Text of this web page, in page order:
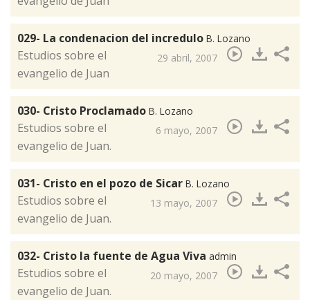
029- La condenacion del incredulo B. Lozano
29 abril, 2007
Estudios sobre el
evangelio de Juan
030- Cristo Proclamado B. Lozano
6 mayo, 2007
​Estudios sobre el
evangelio de Juan.
031- Cristo en el pozo de Sicar B. Lozano
13 mayo, 2007
​​Estudios sobre el
evangelio de Juan.
032- Cristo la fuente de Agua Viva admin
20 mayo, 2007
​Estudios sobre el
evangelio de Juan.